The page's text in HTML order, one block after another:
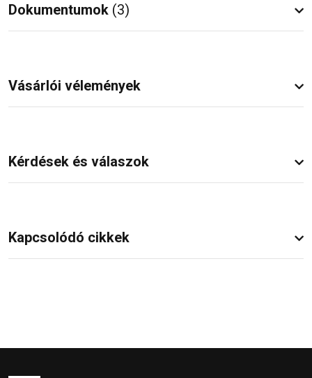
Dokumentumok (3)
Vásárlói vélemények
Kérdések és válaszok
Kapcsolódó cikkek